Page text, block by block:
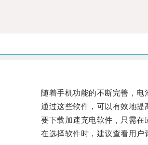
随着手机功能的不断完善，电池
通过这些软件，可以有效地提
要下载加速充电软件，只需在应
在选择软件时，建议查看用户